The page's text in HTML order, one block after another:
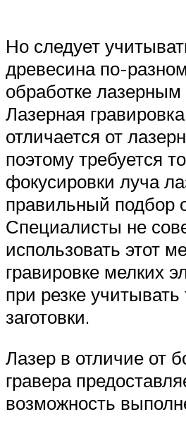
Но следует
древесина по-
обработке
Лазерная
отличается от
поэтому требуется
фокусировки луча
правильный подбор
Специалисты не
использовать этот
гравировке мелких
при резке
заготовки.
Лазер в отличие от
гравера
возможность